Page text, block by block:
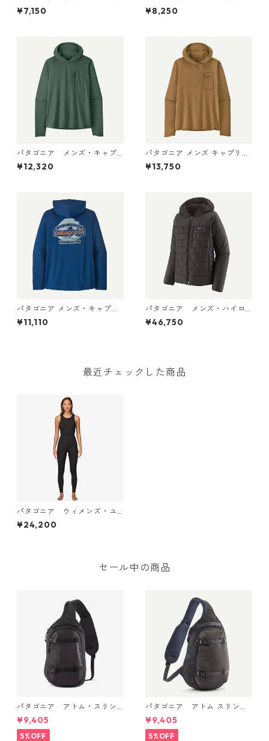
ャプリーン・クール・ウルト
ラ・タンク Pumice - Dyno W
¥7,150
リーン・クール・デイリー・
シャツ（ハット・トリッパ
04 日本正規品
¥8,250
パタゴニア メンズ・キャプ
リーン・クール・サン・フー
ディ 44800 日本正規品
¥12,320
パタゴニア メンズ キャプリー
ン クール サン フーディ クラ
ウド クラッグ クレスト 4493
¥13,750
パタゴニア メンズ・キャプリ
ーン・クール・デイリー・フ
ーディ（グレート・ウェーブ
¥11,110
パタゴニア メンズ・ハイロ
フト・ナノ・パフ・フーデ
¥46,750
最近チェックした商品
パタゴニア ウィメンズ・ユ
ーレックス・レギュレータ
ー・ライト・ロング・ジェー
¥24,200
セール中の商品
パタゴニア アトム・スリン
グ 8L (カラー Black) Patago
nia Atom Sling Bag 8L 日本
正規品 製品番号 48262
¥9,405
5%OFF
パタゴニア アトム スリング
8L Smolder Blue 48262 Pata
gonia Atom Sling Bag 8L 日
本正規品
¥9,405
5%OFF